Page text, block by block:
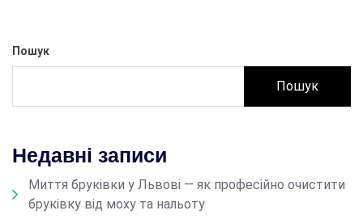
Пошук
Пошук
Недавні записи
Миття бруківки у Львові — як професійно очистити
бруківку від моху та нальоту